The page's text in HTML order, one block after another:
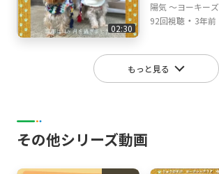
02:30
陽気 ～ヨーキーズ
92回視聴 ・ 3年前
もっと見る
その他シリーズ動画